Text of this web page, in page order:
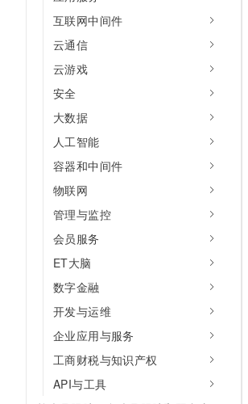
互联网中间件
云通信
云游戏
安全
大数据
人工智能
容器和中间件
物联网
管理与监控
会员服务
ET大脑
数字金融
开发与运维
企业应用与服务
工商财税与知识产权
API与工具